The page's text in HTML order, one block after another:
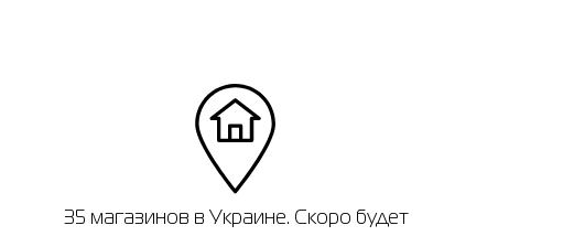
35 магазинов в Украине. Скоро будет